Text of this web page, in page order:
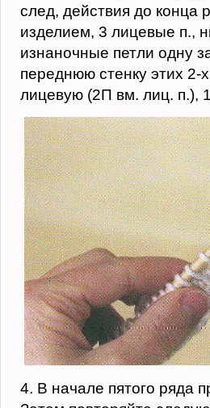
след, действия до конца
изделием, 3 лицевые п.,
изнаночные петли одну
переднюю стенку этих 2-
лицевую (2П вм. лиц. п.),
4. В начале пятого ряда